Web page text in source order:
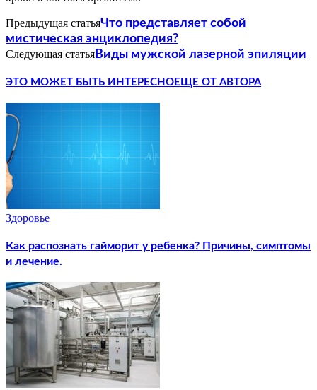
Предыдущая статьяЧто представляет собой
мистическая энциклопедия?
Следующая статьяВиды мужской лазерной эпиляции
ЭТО МОЖЕТ БЫТЬ ИНТЕРЕСНО ЕЩЕ ОТ АВТОРА
Здоровье
Как распознать гайморит у ребенка? Причины, симптомы
и лечение.